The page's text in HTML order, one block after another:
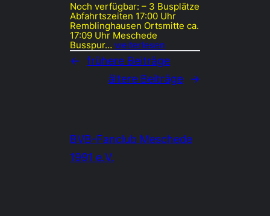
Noch verfügbar: – 3 Busplätze
Abfahrtszeiten 17:00 Uhr
Remblinghausen Ortsmitte ca.
17:09 Uhr Meschede
Busspur…weiterlesen
← frühere Beiträge
ältere Beiträge →
BVB-Fanclub Meschede
1991 e.V.